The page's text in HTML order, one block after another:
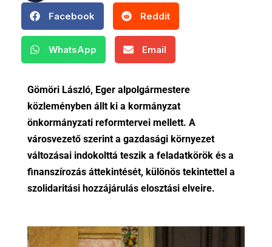
Facebook Reddit
WhatsApp Email
Gömöri László, Eger alpolgármestere
közleményben állt ki a kormányzat
önkormányzati reformtervei mellett. A
városvezető szerint a gazdasági környezet
változásai indokolttá teszik a feladatkörök és a
finanszírozás áttekintését, különös tekintettel a
szolidaritási hozzájárulás elosztási elveire.